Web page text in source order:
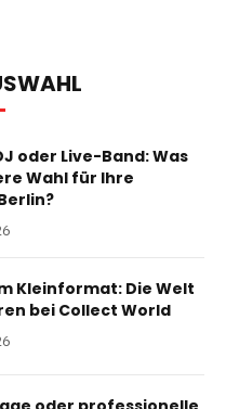
oder Live-Band: Was
Wahl für Ihre
Kleinformat: Die Welt
bei Collect World